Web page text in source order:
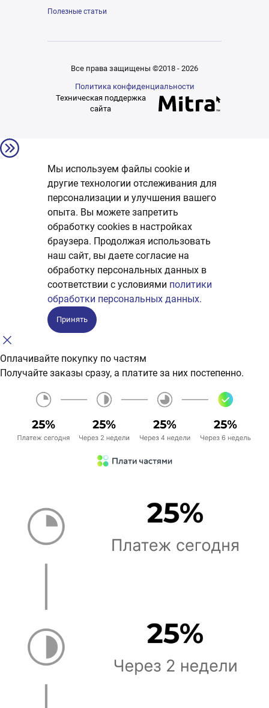
Полезные статьи
Все права защищены ©2018 - 2026
Политика конфиденциальности
Техническая поддержка
сайта
Мы используем файлы cookie и
другие технологии отслеживания для
персонализации и улучшения вашего
опыта. Вы можете запретить
обработку сookies в настройках
браузера. Продолжая использовать
наш сайт, вы даете согласие на
обработку персональных данных в
соответствии с условиями политики
обработки персональных данных.
Принять
Оплачивайте покупку по частям
Получайте заказы сразу, а платите за них постепенно.